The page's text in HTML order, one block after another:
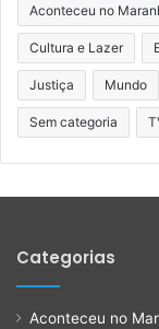
Aconteceu no
Cultura e Lazer
Justiça Mundo
Sem categoria
Categorias
Aconteceu no